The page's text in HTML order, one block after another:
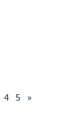
4 5 »